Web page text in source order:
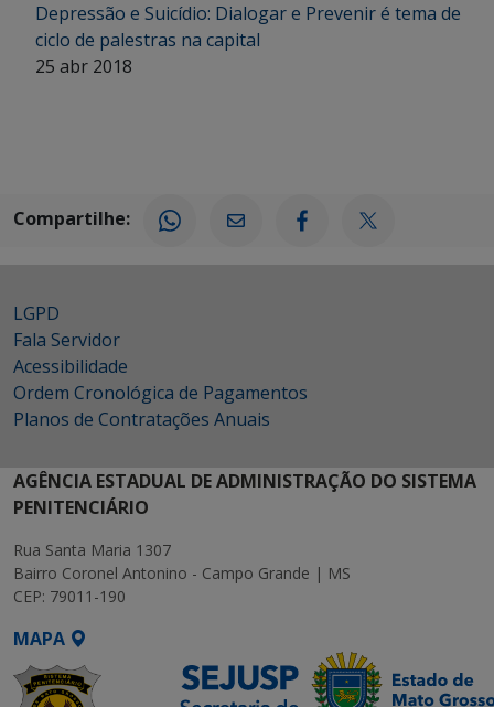
Depressão e Suicídio: Dialogar e Prevenir é tema de
ciclo de palestras na capital
25 abr 2018
Compartilhe:
LGPD
Fala Servidor
Acessibilidade
Ordem Cronológica de Pagamentos
Planos de Contratações Anuais
AGÊNCIA ESTADUAL DE ADMINISTRAÇÃO DO SISTEMA
PENITENCIÁRIO
Rua Santa Maria 1307
Bairro Coronel Antonino - Campo Grande | MS
CEP: 79011-190
MAPA